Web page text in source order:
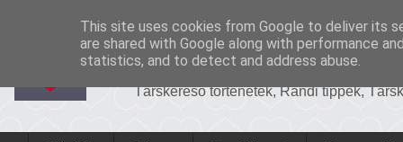
Cronosrandi
CronosRandi
Társkereső történetek, Randi tippek,
This site uses cookies from Google to deliver its
are shared with Google along with performance
statistics, and to detect and address abuse.